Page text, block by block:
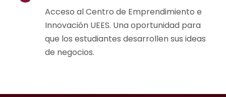
Acceso al Centro de Emprendimiento e
Innovación UEES. Una oportunidad para
que los estudiantes desarrollen sus ideas
de negocios.